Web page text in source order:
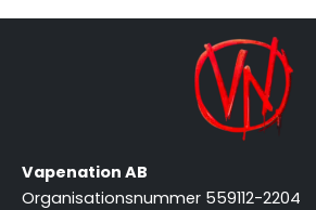
Vapenation AB
Organisationsnummer 559112-2204